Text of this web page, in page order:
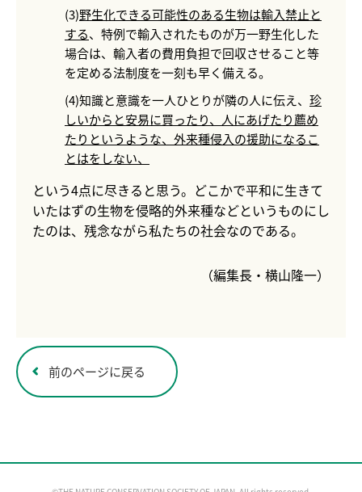
(3)野生化できる可能性のある生物は輸入禁止と
する、特例で輸入されたものが万一野生化した
場合は、輸入者の費用負担で回収させること等
を定める法制度を一刻も早く備える。
(4)知識と意識を一人ひとりが隣の人に伝え、 珍
しいからと安易に買ったり、人にあげたり薦め
たりというような、外来種侵入の援助になるこ
とはをしない、
という4点に尽きると思う。どこかで平和に生きて
いたはずの生物を侵略的外来種などというものにし
たのは、残念ながら私たちの社会なのである。
（編集長・横山隆一）
前のページに戻る